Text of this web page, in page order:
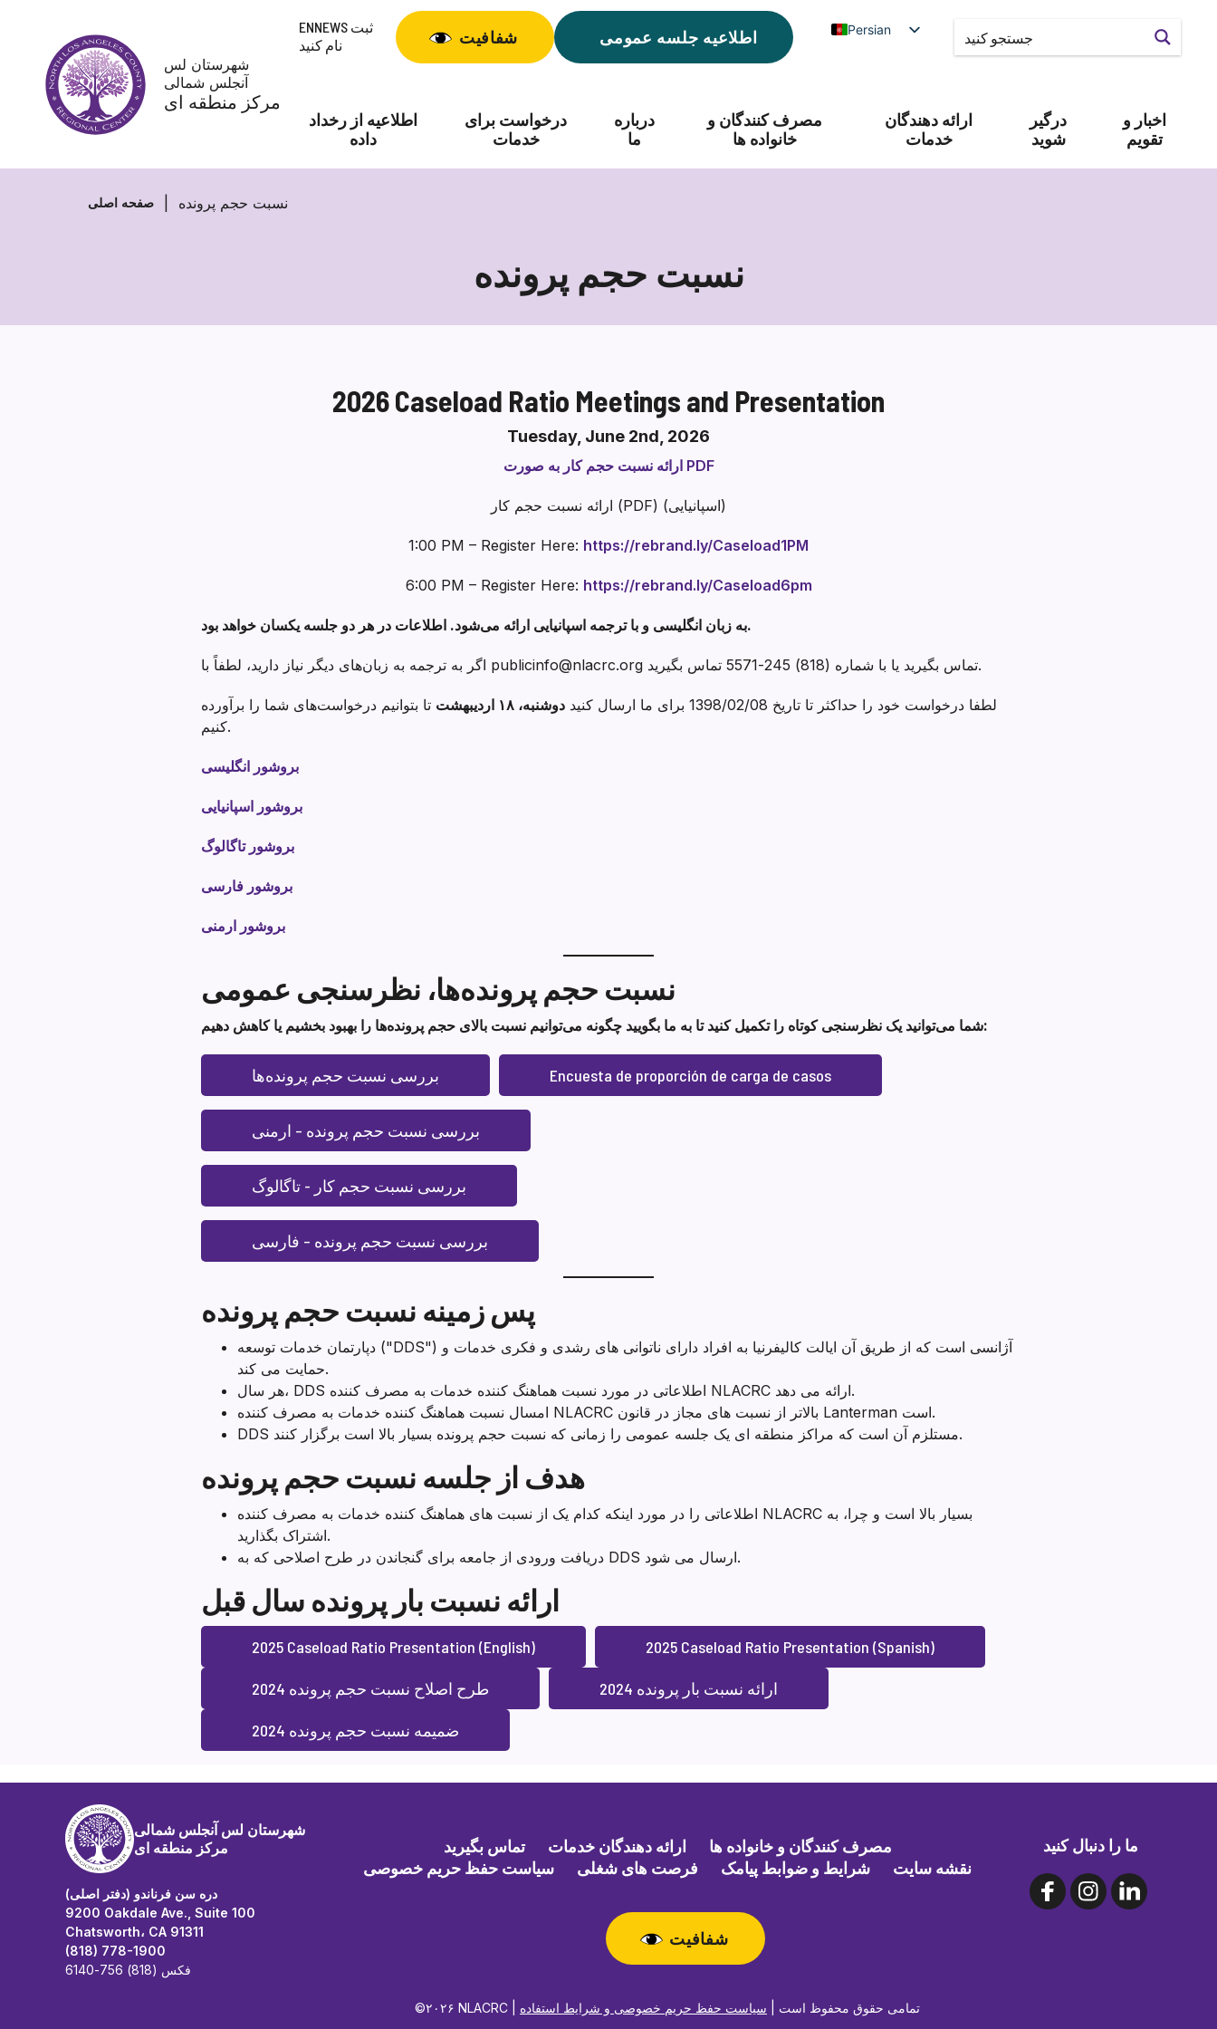
شهرستان لس
آنجلس شمالی
مرکز منطقه ای
ENNEWS ثبت
نام کنید
شفافیت اطلاعیه جلسه عمومی Persian
اطلاعیه از رخداد
داده
درخواست برای
خدمات
درباره
ما
مصرف کنندگان و
خانواده ها
ارائه دهندگان
خدمات
درگیر
شوید
اخبار و
تقویم
صفحه اصلی نسبت حجم پرونده
نسبت حجم پرونده
نسبت
حجم
2026 Caseload Ratio Meetings and Presentation
Tuesday, June 2nd, 2026
ارائه نسبت حجم کار به صورت PDF
ارائه نسبت حجم کار (PDF) (اسپانیایی)
1:00 PM – Register Here: https://rebrand.ly/Caseload1PM
6:00 PM – Register Here: https://rebrand.ly/Caseload6pm
به زبان انگلیسی و با ترجمه اسپانیایی ارائه می‌شود. اطلاعات در هر دو جلسه یکسان خواهد بود.
اگر به ترجمه به زبان‌های دیگر نیاز دارید، لطفاً با publicinfo@nlacrc.org تماس بگیرید یا با شماره (818) 245-5571 تماس بگیرید.
لطفا درخواست خود را حداکثر تا تاریخ 1398/02/08 برای ما ارسال کنید دوشنبه، ۱۸ اردیبهشت
تا بتوانیم درخواست‌های شما را برآورده
کنیم.
بروشور انگلیسی
بروشور اسپانیایی
بروشور تاگالوگ
بروشور فارسی
بروشور ارمنی
نسبت حجم پرونده‌ها، نظرسنجی عمومی
شما می‌توانید یک نظرسنجی کوتاه را تکمیل کنید تا به ما بگویید چگونه می‌توانیم نسبت بالای حجم پرونده‌ها را بهبود بخشیم یا کاهش دهیم:
بررسی نسبت حجم پرونده‌ها Encuesta de proporción de carga de casos
بررسی نسبت حجم پرونده – ارمنی
بررسی نسبت حجم کار - تاگالوگ
بررسی نسبت حجم پرونده – فارسی
پس زمینه نسبت حجم پرونده
دپارتمان خدمات توسعه ("DDS") آژانسی است که از طریق آن ایالت کالیفرنیا به افراد دارای ناتوانی های رشدی و فکری خدمات و
حمایت می کند.
هر سال، DDS اطلاعاتی در مورد نسبت هماهنگ کننده خدمات به مصرف کننده NLACRC ارائه می دهد.
امسال نسبت هماهنگ کننده خدمات به مصرف کننده NLACRC بالاتر از نسبت های مجاز در قانون Lanterman است.
DDS مستلزم آن است که مراکز منطقه ای یک جلسه عمومی را زمانی که نسبت حجم پرونده بسیار بالا است برگزار کنند.
هدف از جلسه نسبت حجم پرونده
اطلاعاتی را در مورد اینکه کدام یک از نسبت های هماهنگ کننده خدمات به مصرف کننده NLACRC بسیار بالا است و چرا، به
اشتراک بگذارید.
دریافت ورودی از جامعه برای گنجاندن در طرح اصلاحی که به DDS ارسال می شود.
ارائه نسبت بار پرونده سال قبل
2025 Caseload Ratio Presentation (English) 2025 Caseload Ratio Presentation (Spanish)
طرح اصلاح نسبت حجم پرونده 2024 ارائه نسبت بار پرونده 2024
ضمیمه نسبت حجم پرونده 2024
شهرستان لس آنجلس شمالی
مرکز منطقه ای
دره سن فرناندو (دفتر اصلی)
9200 Oakdale Ave., Suite 100
Chatsworth، CA 91311
(818) 778-1900
فکس (818) 756-6140
تماس بگیرید ارائه دهندگان خدمات
مصرف کنندگان و خانواده ها
سیاست حفظ حریم خصوصی
فرصت های شغلی شرایط و ضوابط پیامک نقشه سایت
شفافیت
©۲۰۲۶ NLACRC | تمامی حقوق محفوظ است | سیاست حفظ حریم خصوصی و شرایط استفاده
ما را دنبال کنید